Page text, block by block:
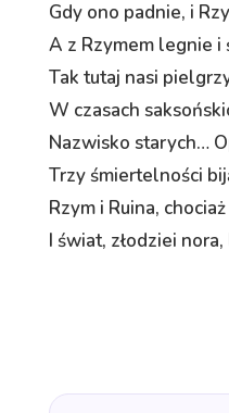
Gdy ono padnie, i
A z Rzymem legnie i
Tak tutaj nasi
W czasach
Nazwisko starych…
Trzy śmiertelności
Rzym i Ruina,
I świat, złodziei